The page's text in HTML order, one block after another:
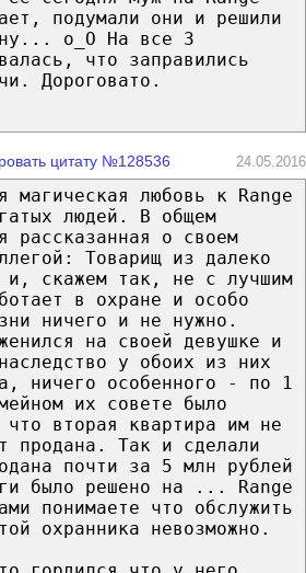
подумали они и решили
о_О На все 3
что заправились
Дороговато.
цитату №128536 24.05.2016
магическая любовь к Range
людей. В общем
рассказанная о своем
Товарищ из далеко
и, скажем так, не с лучшим
в охране и особо
ничего и не нужно.
на своей девушке и
у обоих из них
ничего особенного - по 1
их совете было
что вторая квартира им не
продана. Так и сделали
почти за 5 млн рублей
было решено на ... Range
понимаете что обслужить
охранника невозможно.